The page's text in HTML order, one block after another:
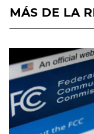
MÁS DE LA